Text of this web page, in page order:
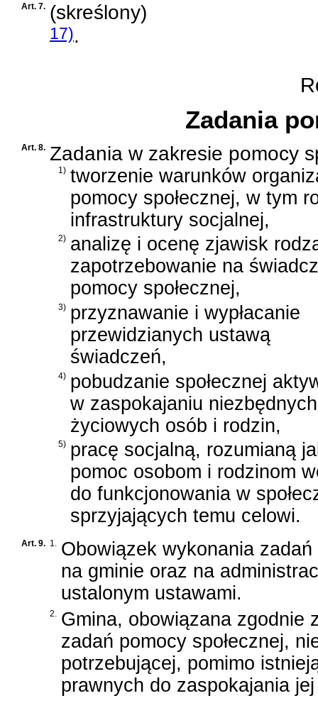
Art. 7. (skreślony)
17).
Zadania
Art. 8. Zadania w zakresie pomocy
1) tworzenie warunków
pomocy społecznej, w tym
infrastruktury socjalnej,
2) analizę i ocenę zjawisk
zapotrzebowanie na
pomocy społecznej,
3) przyznawanie i wypłacanie
przewidzianych ustawą
świadczeń,
4) pobudzanie społecznej
w zaspokajaniu
życiowych osób i rodzin,
5) pracę socjalną, rozumianą
pomoc osobom i rodzinom
do funkcjonowania w
sprzyjających temu celowi.
Art. 9. 1. Obowiązek wykonania
na gminie oraz na
ustalonym ustawami.
2. Gmina, obowiązana zgodnie
zadań pomocy społecznej,
potrzebującej, pomimo
prawnych do zaspokajania